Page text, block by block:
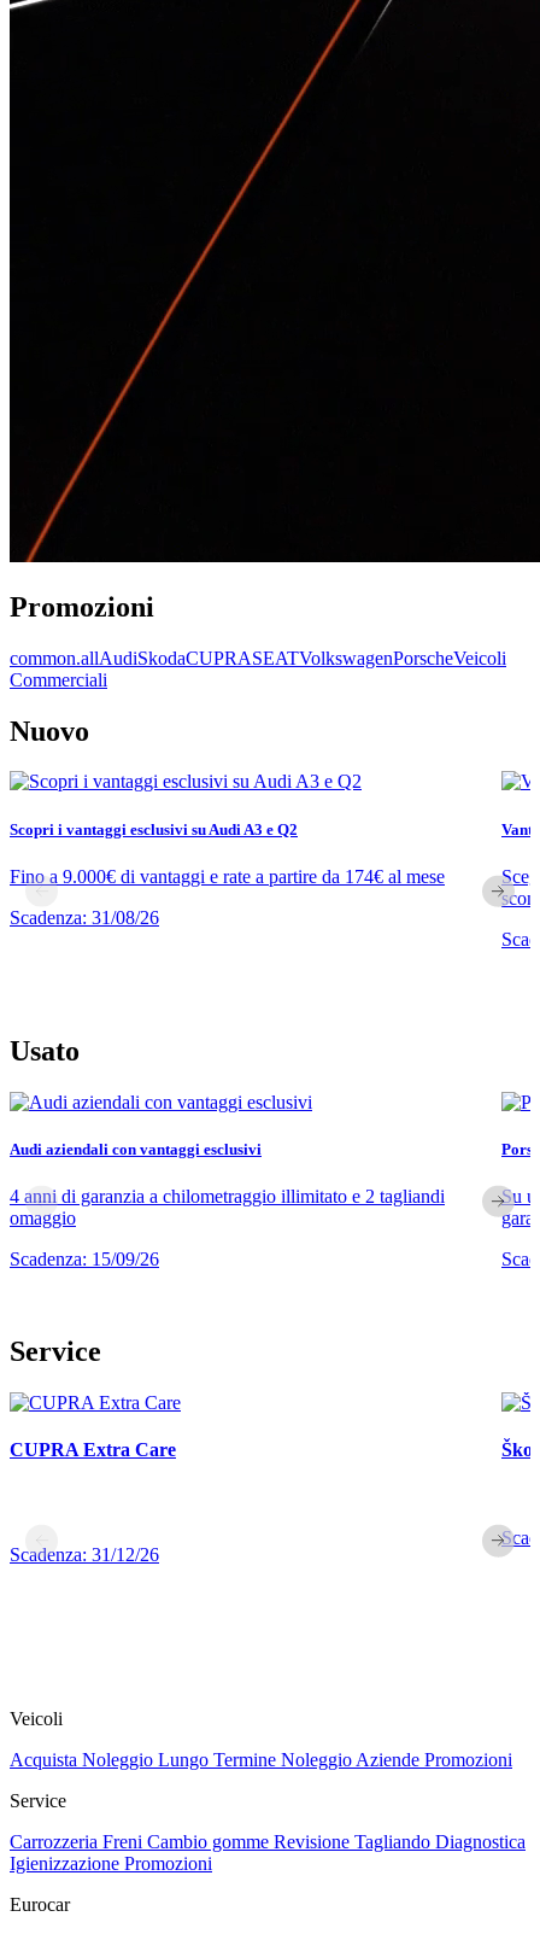
Promozioni
common.allAudiSkodaCUPRASEATVolkswagenPorscheVeicoli
Commerciali
Nuovo
Scopri i vantaggi esclusivi su Audi A3 e Q2
Fino a 9.000€ di vantaggi e rate a partire da 174€ al mese
Scadenza: 31/08/26
Usato
Audi aziendali con vantaggi esclusivi
4 anni di garanzia a chilometraggio illimitato e 2 tagliandi
omaggio
Scadenza: 15/09/26
Su
Service
CUPRA Extra Care
Scadenza: 31/12/26
Veicoli
Acquista Noleggio Lungo Termine Noleggio Aziende Promozioni
Service
Carrozzeria Freni Cambio gomme Revisione Tagliando Diagnostica
Igienizzazione Promozioni
Eurocar